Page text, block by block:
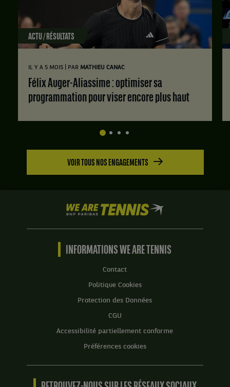
ACTU / RÉSULTATS
IL Y A 5 MOIS PAR MATHIEU CANAC
Félix Auger-Aliassime : optimiser sa
programmation pour viser encore plus haut
VOIR TOUS NOS ENGAGEMENTS
We
are
Tennis
BNP
INFORMATIONS WE ARE TENNIS
Contact
Politique Cookies
Protection des Données
CGU
Accessibilité partiellement conforme
Préférences cookies